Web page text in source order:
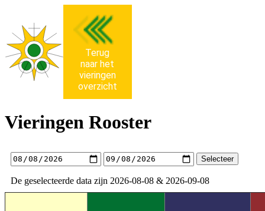
Terug
naar het
vieringen
overzicht
Vieringen Rooster
Selecteer
De geselecteerde data zijn 2026-08-08 & 2026-09-08